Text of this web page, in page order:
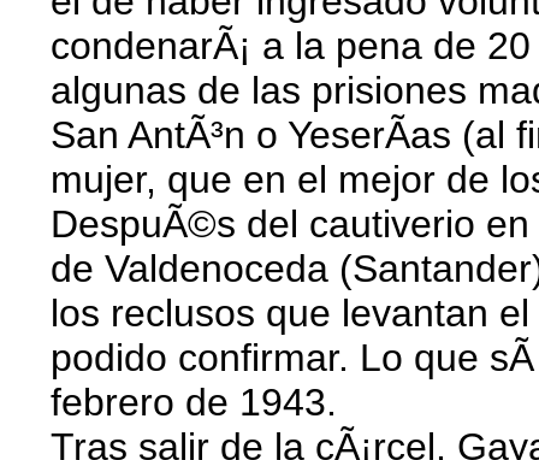
condenarÃ¡ a la pena de
algunas de las prisiones
San AntÃ³n o YeserÃ­as (al
mujer, que en el mejor de
DespuÃ©s del cautiverio
de Valdenoceda
los reclusos que levantan
podido confirmar. Lo que
febrero de 1943.
Tras salir de la cÃ¡rcel,